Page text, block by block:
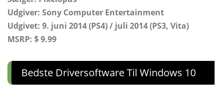
Udgiver: Sony Computer Entertainment
Udgivet: 9. juni 2014 (PS4) / juli 2014 (PS3, Vita)
MSRP: $ 9.99
Bedste Driversoftware Til Windows 10